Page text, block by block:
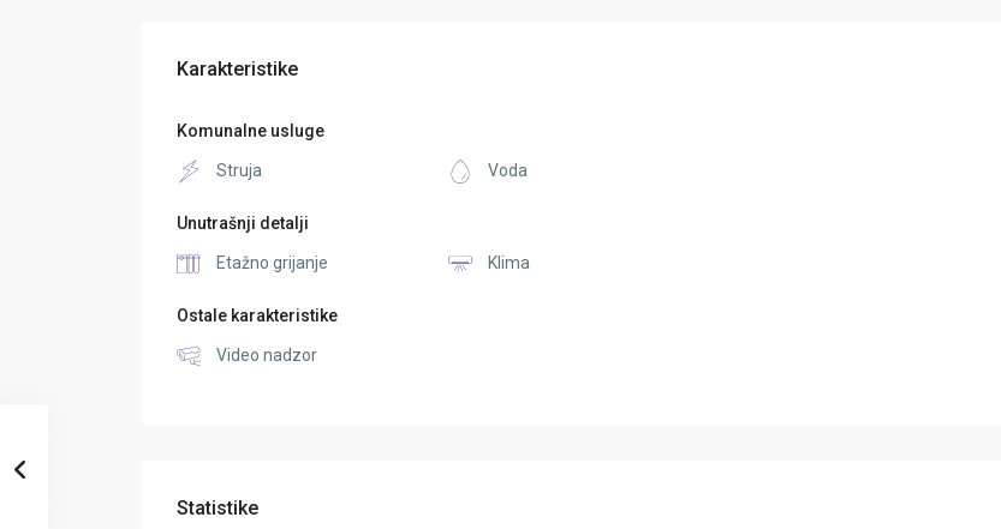
Karakteristike
Komunalne usluge
Struja Voda
Unutrašnji detalji
Etažno grijanje Klima
Ostale karakteristike
Video nadzor
Statistike